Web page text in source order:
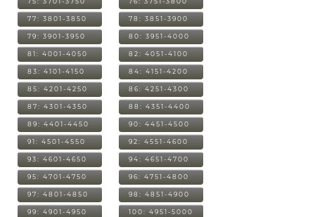
77: 3801-3850 78: 3851-3900
79: 3901-3950 80: 3951-4000
81: 4001-4050 82: 4051-4100
83: 4101-4150 84: 4151-4200
85: 4201-4250 86: 4251-4300
87: 4301-4350 88: 4351-4400
89: 4401-4450 90: 4451-4500
91: 4501-4550 92: 4551-4600
93: 4601-4650 94: 4651-4700
95: 4701-4750 96: 4751-4800
97: 4801-4850 98: 4851-4900
99: 4901-4950 100: 4951-5000